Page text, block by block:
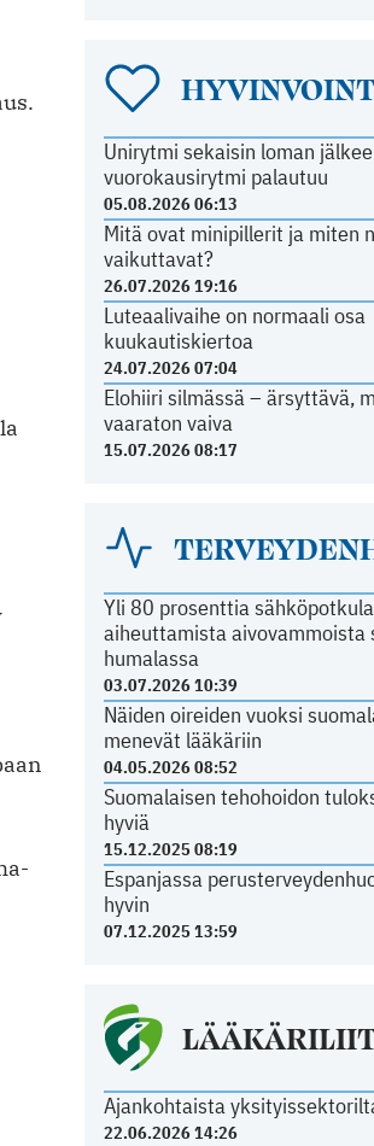
Unirytmi sekaisin loman
vuorokausirytmi palautuu
05.08.2026 06:13
Mitä ovat minipillerit ja miten
vaikuttavat?
26.07.2026 19:16
Luteaalivaihe on normaali osa
kuukautiskiertoa
24.07.2026 07:04
Elohiiri silmässä – ärsyttävä,
vaaraton vaiva
15.07.2026 08:17
Yli 80 prosenttia
aiheuttamista aivovammoista
humalassa
03.07.2026 10:39
Näiden oireiden vuoksi
menevät lääkäriin
04.05.2026 08:52
Suomalaisen tehohoidon
hyviä
15.12.2025 08:19
Espanjassa
hyvin
07.12.2025 13:59
Ajankohtaista
22.06.2026 14:26